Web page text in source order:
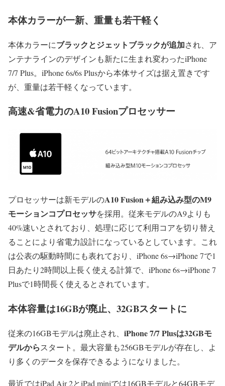
本体カラーが一新、重量も若干軽く
本体カラーにブラックとジェットブラックが追加され、ア
ンテナラインのデザインも新たに生まれ変わったiPhone
7/7 Plus。iPhone 6s/6s Plusから本体サイズは据え置きです
が、重量は若干軽くなっています。
高速&省電力のA10 Fusionプロセッサー
プロセッサーは新モデルのA10 Fusion＋組み込み型のM9
モーションコプロセッサを採用。従来モデルのA9よりも
40%速いとされており、処理に応じて利用コアを切り替え
ることにより省電力設計になっているとしています。これ
は公表の駆動時間にも表れており、iPhone 6s→iPhone 7で1
日あたり2時間以上長く使える計算で、iPhone 6s→iPhone 7
Plusで1時間長く使えるとされています。
本体容量は16GBが廃止、32GBスタートに
従来の16GBモデルは廃止され、 iPhone 7/7 Plusは32GBモ
デルからスタート。最大容量も256GBモデルが存在し、よ
り多くのデータを保存できるようになりました。
最近ではiPad Air 2とiPad miniでは16GBモデルと64GBモデ